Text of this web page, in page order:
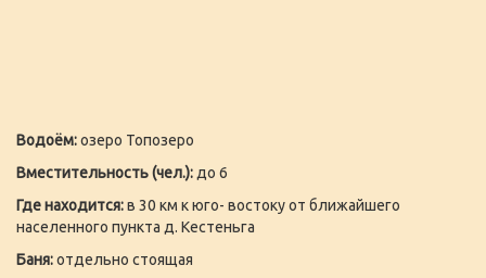
Водоём:озеро Топозеро
Вместительность (чел.): до 6
Где находится:в 30 км к юго- востоку от ближайшего
населенного пункта д. Кестеньга
Баня:отдельно стоящая